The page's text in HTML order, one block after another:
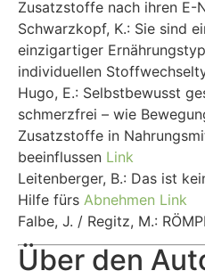
Zusatzstoffe nach ihren E-
Schwarzkopf, K.: Sie sind
einzigartiger
individuellen
Hugo, E.: Selbstbewusst
schmerzfrei – wie
Zusatzstoffe in
beeinflussen Link
Leitenberger, B.: Das ist
Hilfe fürs Abnehmen Link
Falbe, J. / Regitz, M.:
Über den